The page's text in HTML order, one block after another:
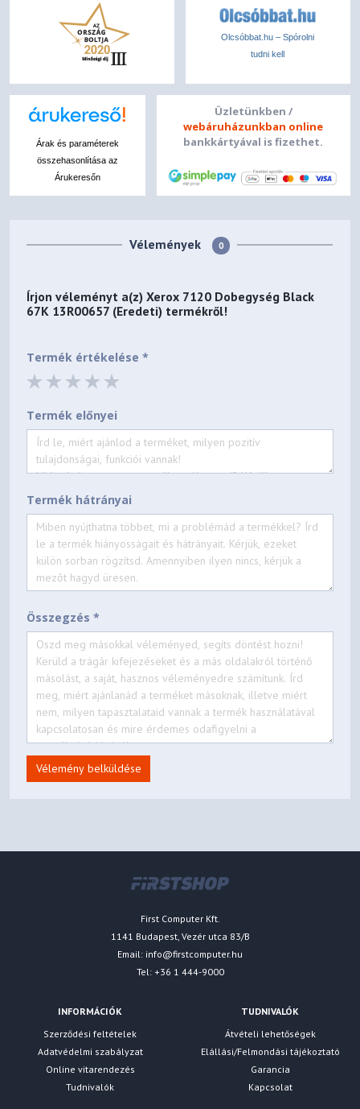
Olcsóbbat.hu – Spórolni
tudni kell
Árak és paraméterek
összehasonlítása az
Árukeresőn
Üzletünkben /
webáruházunkban online
bankkártyával is fizethet.
Vélemények 0
Írjon véleményt a(z)Xerox 7120 Dobegység Black
67K 13R00657 (Eredeti) termékről!
Termék értékelése *
Termék előnyei
Termék hátrányai
Összegzés *
Vélemény belküldése
First Computer Kft.
1141 Budapest, Vezér utca 83/B
Email: info@firstcomputer.hu
Tel: +36 1 444-9000
INFORMÁCIÓK
Szerződési feltételek
Adatvédelmi szabályzat
Online vitarendezés
Tudnivalók
TUDNIVALÓK
Átvételi lehetőségek
Elállási/Felmondási tájékoztató
Garancia
Kapcsolat